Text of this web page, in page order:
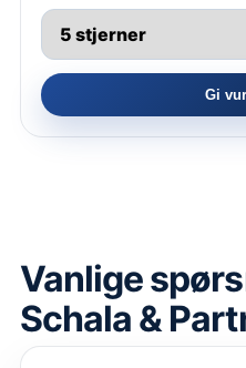
Gi
Vanlige
Schala &